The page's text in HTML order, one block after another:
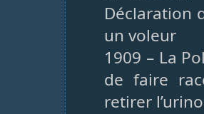
Déclaration
un voleur
1909 – La
de faire
retirer